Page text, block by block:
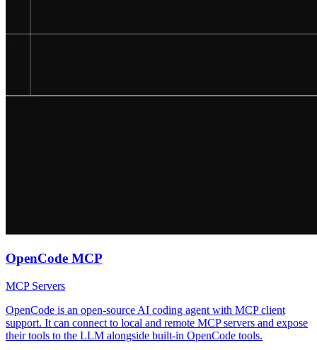
OpenCode MCP
MCP Servers
OpenCode is an open-source AI coding agent with MCP client
support. It can connect to local and remote MCP servers and expose
their tools to the LLM alongside built-in OpenCode tools.